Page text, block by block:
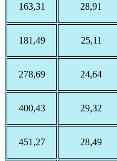
163,31 28,91
181,49 25,11
278,69 24,64
400,43 29,32
451,27 28,49